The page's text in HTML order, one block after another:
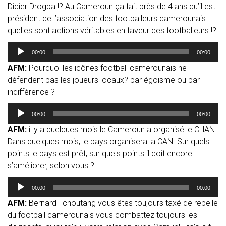
Didier Drogba !? Au Cameroun ça fait près de 4 ans qu’il est
président de l’association des footballeurs camerounais
quelles sont actions véritables en faveur des footballeurs !?
Lecteur
00:00 00:00
AFM: Pourquoi les icônes football camerounais ne
défendent pas les joueurs locaux? par égoïsme ou par
indifférence ?
Lecteur
00:00 00:00
AFM: il y a quelques mois le Cameroun a organisé le CHAN.
Dans quelques mois, le pays organisera la CAN. Sur quels
points le pays est prêt, sur quels points il doit encore
s’améliorer, selon vous ?
Lecteur
00:00 00:00
AFM: Bernard Tchoutang vous êtes toujours taxé de rebelle
du football camerounais vous combattez toujours les